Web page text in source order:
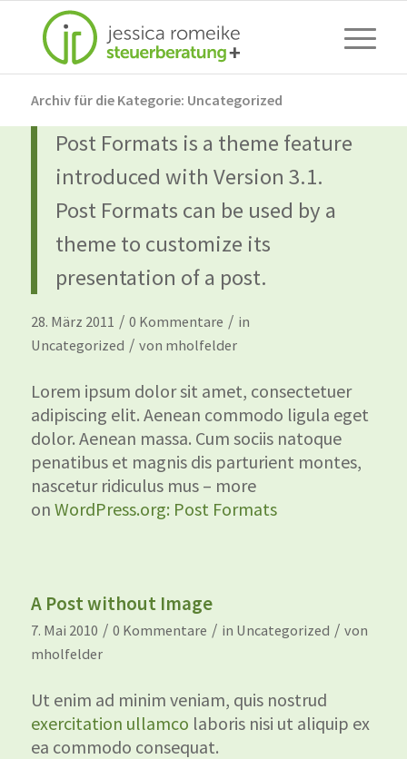
Archiv für die Kategorie: Uncategorized
Post Formats is a theme feature
introduced with Version 3.1.
Post Formats can be used by a
theme to customize its
presentation of a post.
28. März 2011 / 0 Kommentare / in
Uncategorized / von mholfelder
Lorem ipsum dolor sit amet, consectetuer
adipiscing elit. Aenean commodo ligula eget
dolor. Aenean massa. Cum sociis natoque
penatibus et magnis dis parturient montes,
nascetur ridiculus mus – more
on WordPress.org: Post Formats
A Post without Image
7. Mai 2010 / 0 Kommentare / in Uncategorized / von
mholfelder
Ut enim ad minim veniam, quis nostrud
exercitation ullamco laboris nisi ut aliquip ex
ea commodo consequat.